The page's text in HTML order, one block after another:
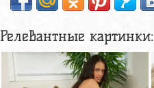
Релевантные картинки: